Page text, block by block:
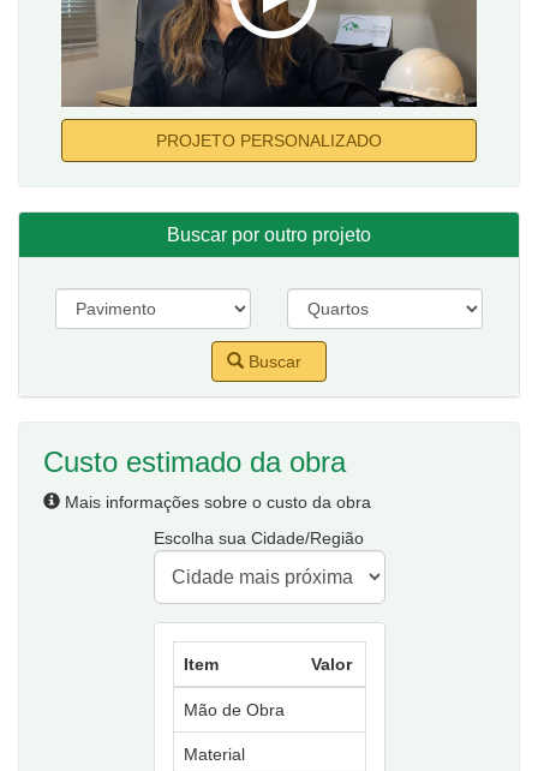
PROJETO PERSONALIZADO
Buscar por outro projeto
Buscar
Custo estimado da obra
Mais informações sobre o custo da obra
Escolha sua Cidade/Região
Item Valor
Mão de Obra
Material